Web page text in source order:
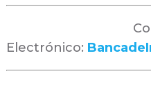
Electrónico: